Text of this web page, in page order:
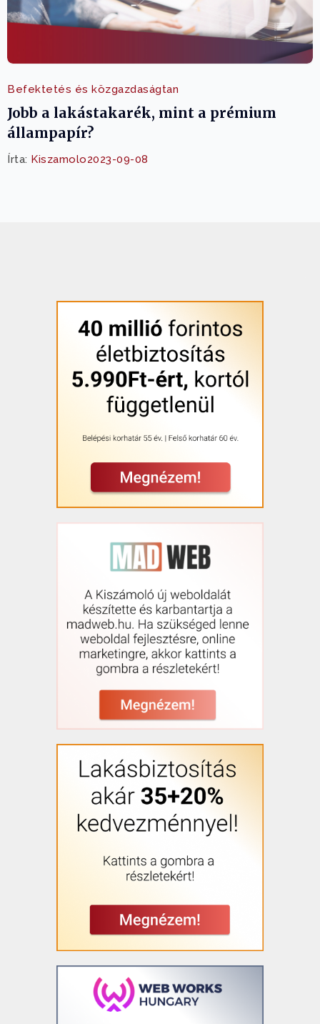
Befektetés és közgazdaságtan
Jobb a lakástakarék, mint a prémium
állampapír?
Írta: Kiszamolo2023-09-08